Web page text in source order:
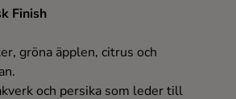
Finish
gröna äpplen, citrus och
och persika som leder till